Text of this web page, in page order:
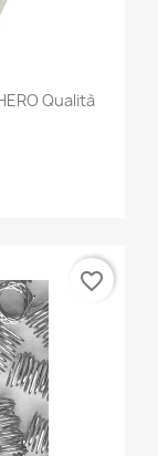
Qualità
favorite_border